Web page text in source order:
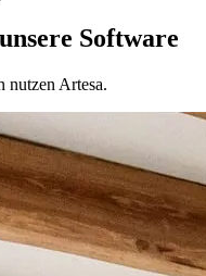
Software
nutzen Artesa.